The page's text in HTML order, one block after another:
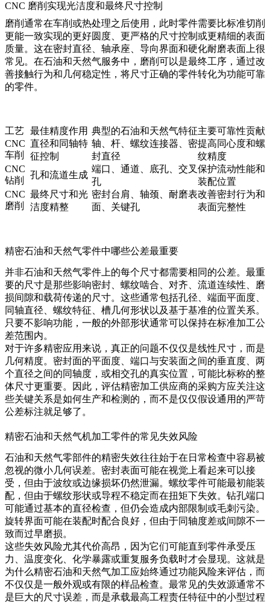
CNC 磨削实现光洁度和最终尺寸控制
磨削通常在车削或热处理之后使用，此时零件需要比标准切削
更能一致实现的更好圆度、更严格的尺寸控制或更精细的表面
质量。这在密封直径、轴承座、导向界面和硬化耐磨表面上很
常见。在石油和天然气服务中，磨削可以是最终工序，通过改
善接触行为和几何稳定性，将尺寸正确的零件转化为功能可靠
的零件。
工艺 最佳精度作用 典型的石油和天然气特征主要可靠性贡献
CNC
车削
直径和同轴特
征控制
轴、杆、螺纹连接器、密
封直径
提高同心度和螺
纹精度
CNC
钻削
孔和流道生成
端口、通道、底孔、交叉
孔
保护流动性能和
装配位置
CNC
磨削
最终尺寸和光
洁度精整
密封台肩、轴颈、耐磨表
面、关键孔
改善密封行为和
表面完整性
精密石油和天然气零件中哪些公差最重要
并非石油和天然气零件上的每个尺寸都需要相同的公差。最重
要的尺寸是那些影响密封、螺纹啮合、对齐、流道连续性、磨
损间隙和载荷传递的尺寸。这些通常包括孔径、端面平面度、
同轴直径、螺纹特征、槽几何形状以及基于基准的位置关系。
只要不影响功能，一般的外部形状通常可以保持在标准加工公
差范围内。
对于许多精密应用来说，真正的问题不仅仅是线性尺寸，而是
几何精度。密封面的平面度、端口与安装面之间的垂直度、两
个直径之间的同轴度，或相交孔的真实位置，可能比标称的整
体尺寸更重要。因此，评估精密加工供应商的采购方应关注这
些关键关系是如何生产和检测的，而不是仅仅假设通用的严苛
公差标注就足够了。
精密石油和天然气机加工零件的常见失效风险
石油和天然气零部件的精密失效往往始于在日常检查中容易被
忽视的微小几何误差。密封表面可能在视觉上看起来可以接
受，但由于波纹或边缘损坏仍然泄漏。螺纹零件可能最初能装
配，但由于螺纹形状或导程不稳定而在扭矩下失效。钻孔端口
可能通过基本的直径检查，但仍会造成内部限制或毛刺污染。
旋转界面可能在装配时配合良好，但由于同轴度差或间隙不一
致而过早磨损。
这些失效风险尤其代价高昂，因为它们可能直到零件承受压
力、温度变化、化学暴露或重复服务负载时才会显现。这就是
为什么精密石油和天然气加工应始终通过功能风险来评估，而
不仅仅是一般外观或有限的样品检查。最常见的失效源通常不
是巨大的尺寸误差，而是承载最高工程责任特征中的小型过程